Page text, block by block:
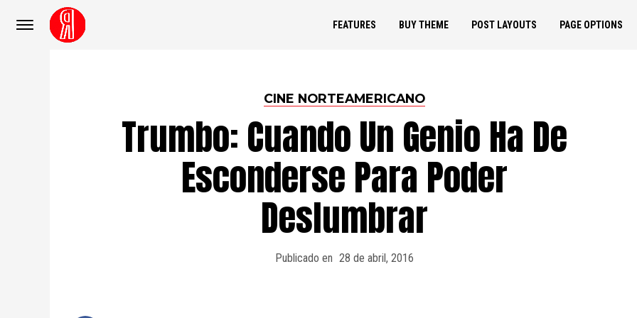
FEATURES BUY THEME POST LAYOUTS PAGE OPTIONS
CINE NORTEAMERICANO
Trumbo: Cuando Un Genio Ha De
Esconderse Para Poder
Deslumbrar
Publicado en 28 de abril, 2016